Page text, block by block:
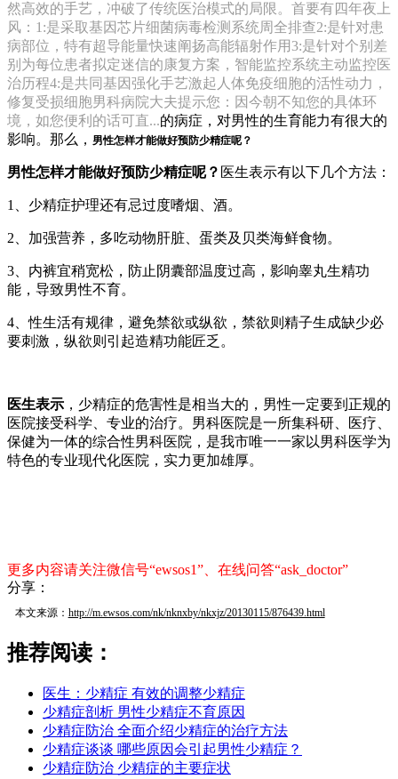
然高效的手艺，冲破了传统医治模式的局限。首要有四年夜上
风：1:是采取基因芯片细菌病毒检测系统周全排查2:是针对患
病部位，特有超导能量快速阐扬高能辐射作用3:是针对个别差
别为每位患者拟定迷信的康复方案，智能监控系统主动监控医
治历程4:是共同基因强化手艺激起人体免疫细胞的活性动力，
修复受损细胞男科病院大夫提示您：因今朝不知您的具体环
境，如您便利的话可直...的病症，对男性的生育能力有很大的
影响。那么， 男性怎样才能做好预防少精症呢？
男性怎样才能做好预防少精症呢？ 医生表示有以下几个方法：
1、少精症护理还有忌过度嗜烟、酒。
2、加强营养，多吃动物肝脏、蛋类及贝类海鲜食物。
3、内裤宜稍宽松，防止阴囊部温度过高，影响睾丸生精功
能，导致男性不育。
4、性生活有规律，避免禁欲或纵欲，禁欲则精子生成缺少必
要刺激，纵欲则引起造精功能匠乏。
医生表示 ，少精症的危害性是相当大的，男性一定要到正规的
医院接受科学、专业的治疗。男科医院是一所集科研、医疗、
保健为一体的综合性男科医院，是我市唯一一家以男科医学为
特色的专业现代化医院，实力更加雄厚。
更多内容请关注微信号“ewsos1”、在线问答“ask_doctor”
分享：
本文来源： http://m.ewsos.com/nk/nknxby/nkxjz/20130115/876439.html
推荐阅读：
医生：少精症 有效的调整少精症
少精症剖析 男性少精症不育原因
少精症防治 全面介绍少精症的治疗方法
少精症谈谈 哪些原因会引起男性少精症？
少精症防治 少精症的主要症状